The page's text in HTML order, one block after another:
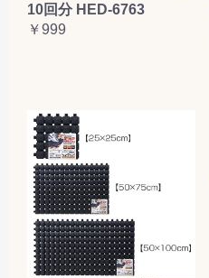
10回分 HED-6763
￥999